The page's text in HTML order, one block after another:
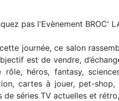
pas l'Evènement BROC'
journée, ce salon
est de vendre,
rôle, héros, fantasy,
cartes à jouer, pet-
de séries TV actuelles et